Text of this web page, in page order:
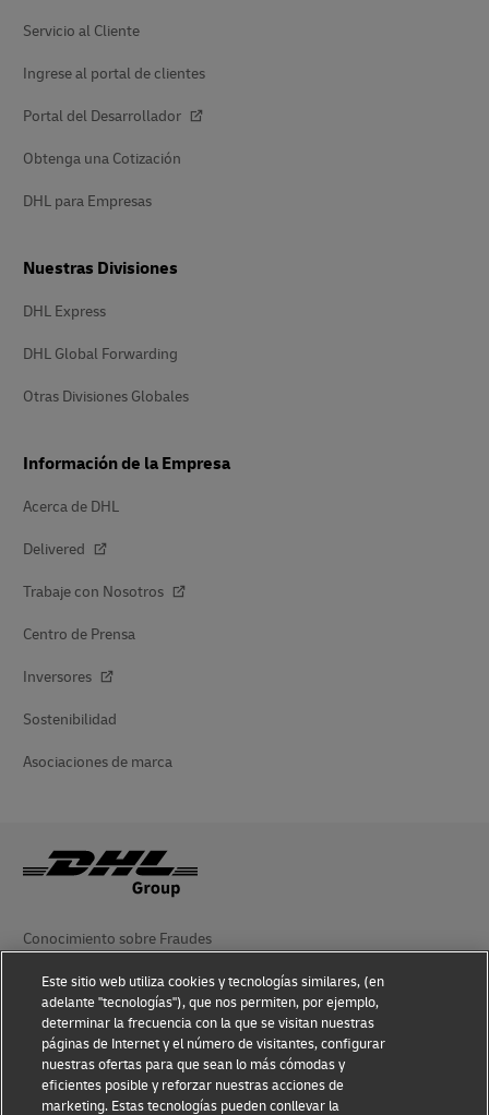
Servicio al Cliente
Ingrese al portal de clientes
Portal del Desarrollador
Obtenga una Cotización
DHL para Empresas
Nuestras Divisiones
DHL Express
DHL Global Forwarding
Otras Divisiones Globales
Información de la Empresa
Acerca de DHL
Delivered
Trabaje con Nosotros
Centro de Prensa
Inversores
Sostenibilidad
Asociaciones de marca
Conocimiento sobre Fraudes
Aviso Legal
Condiciones de Uso
Aviso de privacidad
Información Adicional
Este sitio web utiliza cookies y tecnologías similares, (en
adelante "tecnologías"), que nos permiten, por ejemplo,
determinar la frecuencia con la que se visitan nuestras
páginas de Internet y el número de visitantes, configurar
nuestras ofertas para que sean lo más cómodas y
eficientes posible y reforzar nuestras acciones de
marketing. Estas tecnologías pueden conllevar la